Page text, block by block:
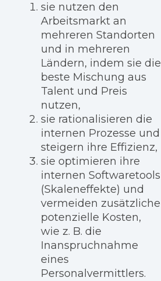
sie nutzen den
Arbeitsmarkt an
mehreren Standorten
und in mehreren
Ländern, indem sie die
beste Mischung aus
Talent und Preis
nutzen,
sie rationalisieren die
internen Prozesse und
steigern ihre Effizienz,
sie optimieren ihre
internen Softwaretools
(Skaleneffekte) und
vermeiden zusätzliche
potenzielle Kosten,
wie z. B. die
Inanspruchnahme
eines
Personalvermittlers.